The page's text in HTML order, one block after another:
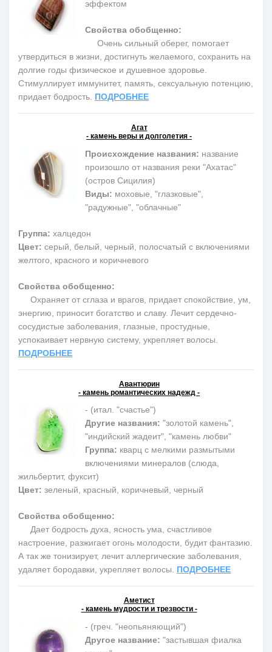
эффектом
Свойства обобщенно:
Очень сильный оберег, помогает
утвердиться в жизни, достигнуть желаемого, сохранить на
долгие годы физическое и душевное здоровье.
Cтимуллирует иммунитет, память, сексуальную потенцию,
придает бодрость. ПОДРОБНЕЕ
Агат
- камень веры и долголетия -
Происхождение названия: название
произошло от названия реки "Ахатас"
(остров Сицилия)
Виды: моховые, "глазковые",
"радужные", "облачные"
Группа: халцедон
Цвет: серый, белый, черный, полосчатый с включениями
желтого, красного и коричневого
Свойства обобщенно:
Охраняет от сглаза и врагов, придает спокойствие, ум,
энергию, приносит богатство и славу. Лечит сердечно-
сосудистые заболевания, глазные, простудные,
успокаивает нервную систему, укрепляет волосы.
ПОДРОБНЕЕ
Авантюрин
- камень романтических надежд -
- (итал. "счастье")
Другие названия: "золотой камень",
"индийский жадеит", "камень любви"
Группа: кварц с мелкими размытыми
включениями минералов (слюда,
жильбертит, фуксит)
Цвет: зеленый, красный, коричневый, черный
Свойства обобщенно:
Дает бодрость духа, ясность ума, счастливое
настроение, разжигает огонь молодости, будит фантазию.
А так же тонизирует, лечит аллергические заболевания,
удаляет бородавки, укрепляет волосы. ПОДРОБНЕЕ
Аметист
- камень мудрости и трезвости -
- (греч. "неопьяняющий")
Другое название: "застывшая фиалка